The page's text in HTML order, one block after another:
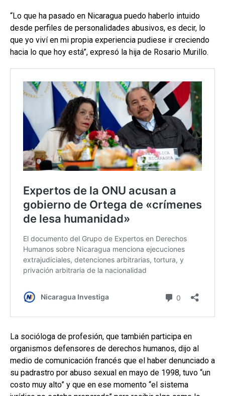
“Lo que ha pasado en Nicaragua puedo haberlo intuido
desde perfiles de personalidades abusivos, es decir, lo
que yo viví en mi propia experiencia pudiese ir creciendo
hacia lo que hoy está”, expresó la hija de Rosario Murillo.
La socióloga de profesión, que también participa en
organismos defensores de derechos humanos, dijo al
medio de comunicación francés que el haber denunciado a
su padrastro por abuso sexual en mayo de 1998, tuvo “un
costo muy alto” y que en ese momento “el sistema